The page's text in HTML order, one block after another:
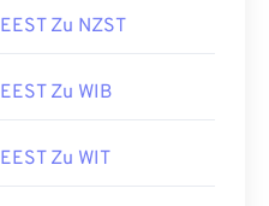
EEST Zu NZST
EEST Zu WIB
EEST Zu WIT